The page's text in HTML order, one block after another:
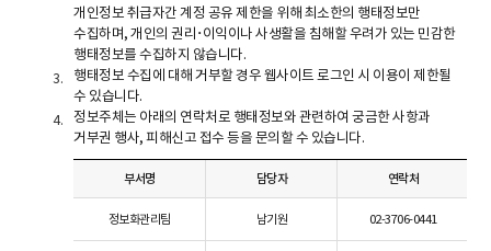
개인정보 취급자간 계정 공유 제한을 위해 최소한의 행태정보만
수집하며, 개인의 권리･이익이나 사생활을 침해할 우려가 있는 민감한
행태정보를 수집하지 않습니다.
행태정보 수집에 대해 거부할 경우 웹사이트 로그인 시 이용이 제한될
수 있습니다.
정보주체는 아래의 연락처로 행태정보와 관련하여 궁금한 사항과
거부권 행사, 피해신고 접수 등을 문의할 수 있습니다.
부서명 담당자 연락처
정보화관리팀 남기원 02-3706-0441